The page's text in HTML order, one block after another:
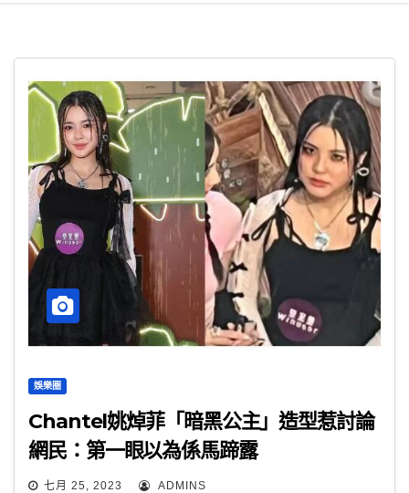
娛樂圈
Chantel姚焯菲「暗黑公主」造型惹討論
網民：第一眼以為係馬蹄露
七月 25, 2023 ADMINS